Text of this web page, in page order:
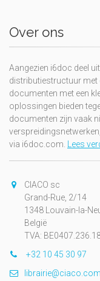
Over ons
Aangezien i6doc deel
distributiestructuur met
documenten met een
oplossingen bieden
documenten zijn vaak
via i6doc.com. Lees
CIACO sc
Grand-Rue, 2/14
1348 Louvain-la-
België
TVA:
+32 10 45 30 97
librairie@ciaco.com